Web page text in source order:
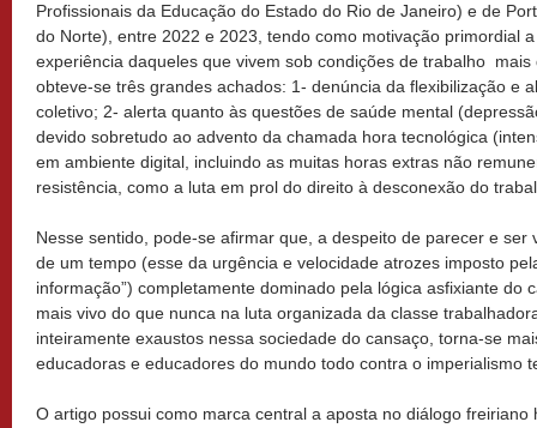
Profissionais da Educação do Estado do Rio de Janeiro) e de
do Norte), entre 2022 e 2023, tendo como motivação primordial
experiência daqueles que vivem sob condições de trabalho
obteve-se três grandes achados: 1- denúncia da flexibilização e
coletivo; 2- alerta quanto às questões de saúde mental
devido sobretudo ao advento da chamada hora tecnológica
em ambiente digital, incluindo as muitas horas extras não
resistência, como a luta em prol do direito à desconexão do
Nesse sentido, pode-se afirmar que, a despeito de parecer e ser
de um tempo (esse da urgência e velocidade atrozes imposto
informação”) completamente dominado pela lógica asfixiante do
mais vivo do que nunca na luta organizada da classe
inteiramente exaustos nessa sociedade do cansaço, torna-se
educadoras e educadores do mundo todo contra o imperialismo
O artigo possui como marca central a aposta no diálogo freiriano